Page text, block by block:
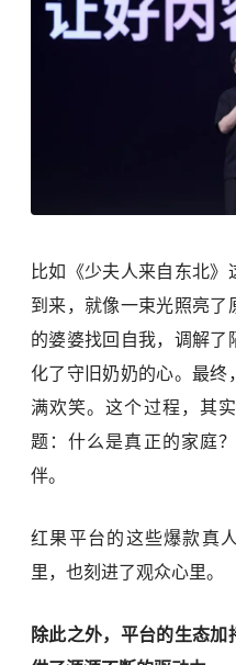
比如《少夫人来自东北
到来，就像一束光照亮了
的婆婆找回自我，调解了
化了守旧奶奶的心。最
满欢笑。这个过程，其
题：什么是真正的家庭
伴。
红果平台的这些爆款真
里，也刻进了观众心里。
除此之外，平台的生态